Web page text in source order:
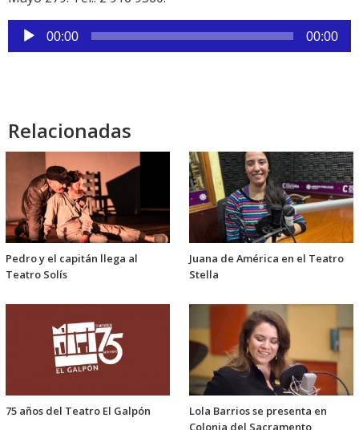
Reproductor
de
00:00 00:00
Relacionadas
Pedro y el capitán llega al
Teatro Solís
Juana de América en el Teatro
Stella
75 años del Teatro El Galpón
Lola Barrios se presenta en
Colonia del Sacramento